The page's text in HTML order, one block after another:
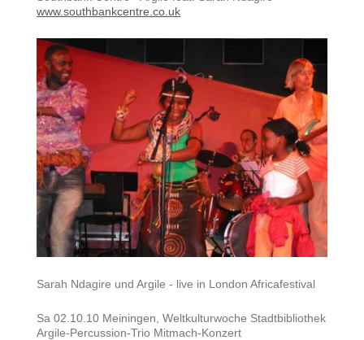
www.southbankcentre.co.uk
Sarah Ndagire und Argile - live in London Africafestival
Sa 02.10.10 Meiningen, Weltkulturwoche Stadtbibliothek
Argile-Percussion-Trio Mitmach-Konzert